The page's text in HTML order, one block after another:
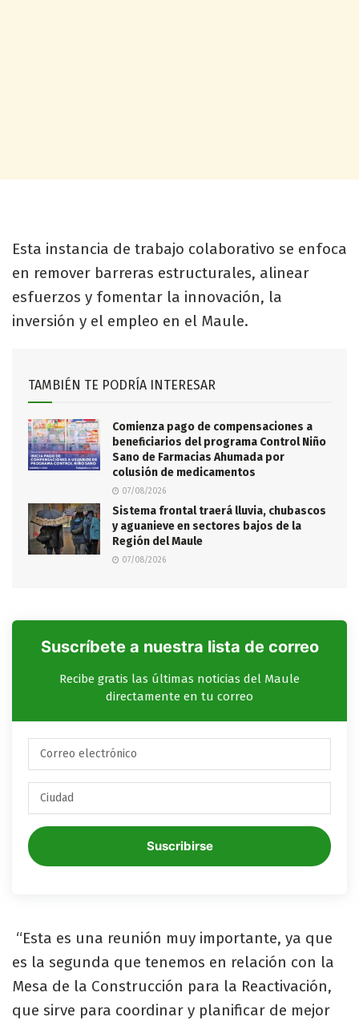
Esta instancia de trabajo colaborativo se enfoca
en remover barreras estructurales, alinear
esfuerzos y fomentar la innovación, la
inversión y el empleo en el Maule.
TAMBIÉN TE PODRÍA INTERESAR
Comienza pago de compensaciones a
beneficiarios del programa Control Niño
Sano de Farmacias Ahumada por
colusión de medicamentos
07/08/2026
Sistema frontal traerá lluvia, chubascos
y aguanieve en sectores bajos de la
Región del Maule
07/08/2026
Suscríbete a nuestra lista de correo
Recibe gratis las últimas noticias del Maule
directamente en tu correo
Suscribirse
“Esta es una reunión muy importante, ya que
es la segunda que tenemos en relación con la
Mesa de la Construcción para la Reactivación,
que sirve para coordinar y planificar de mejor